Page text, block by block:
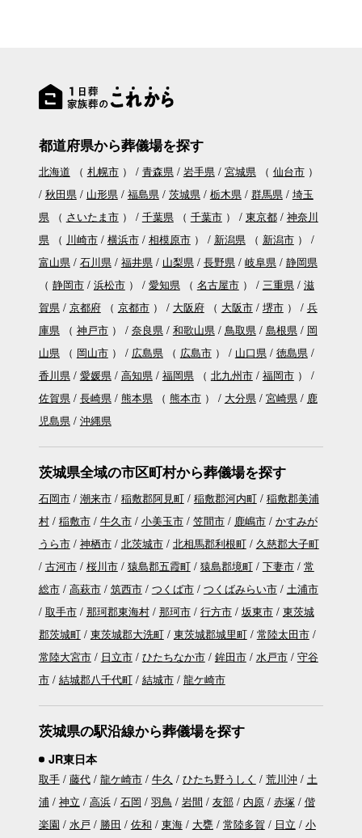
都道府県から葬儀場を探す
北海道 （ 札幌市） 青森県 岩手県 宮城県（ 仙台市）
秋田県
山形県 福島県 茨城県 栃木県 群馬県
埼玉
県（ さいたま市） 千葉県（ 千葉市） 東京都
神奈川
県（ 川崎市 横浜市 相模原市） 新潟県（ 新潟市）
富山県
石川県 福井県 山梨県 長野県 岐阜県
静岡県
（ 静岡市 浜松市） 愛知県（ 名古屋市） 三重県
滋
賀県
京都府（ 京都市） 大阪府（ 大阪市 堺市）
兵
庫県（ 神戸市） 奈良県 和歌山県 鳥取県 島根県
岡
山県（ 岡山市） 広島県（ 広島市） 山口県
徳島県
香川県
愛媛県 高知県 福岡県（ 北九州市 福岡市）
佐賀県
長崎県 熊本県（ 熊本市） 大分県 宮崎県
鹿
児島県
沖縄県
茨城県全域の市区町村から葬儀場を探す
石岡市 潮来市 稲敷郡阿見町 稲敷郡河内町
稲敷郡美浦
村
稲敷市 牛久市 小美玉市 笠間市 鹿嶋市
かすみが
うら市
神栖市 北茨城市 北相馬郡利根町
久慈郡大子町
古河市
桜川市 猿島郡五霞町 猿島郡境町 下妻市
常
総市
高萩市 筑西市 つくば市 つくばみらい市
土浦市
取手市
那珂郡東海村 那珂市 行方市 坂東市
東茨城
郡茨城町
東茨城郡大洗町 東茨城郡城里町
常陸太田市
常陸大宮市
日立市 ひたちなか市 鉾田市 水戸市
守谷
市
結城郡八千代町 結城市 龍ケ崎市
茨城県の駅沿線から葬儀場を探す
JR東日本
取手 藤代 龍ケ崎市 牛久 ひたち野うしく 荒川沖
土
浦
神立 高浜 石岡 羽鳥 岩間 友部 内原 赤塚
偕
楽園
水戸 勝田 佐和 東海 大甕 常陸多賀 日立
小